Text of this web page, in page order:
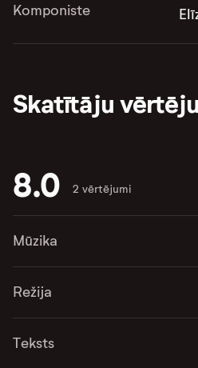
Komponiste
Skatītāju
8.0 2 vērtējumi
Mūzika
Režija
Teksts